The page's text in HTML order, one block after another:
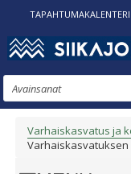
Hyppää
pääsisältöön
TAPAHTUMAKALENTERI
Etsi
Varhaiskasvatus ja